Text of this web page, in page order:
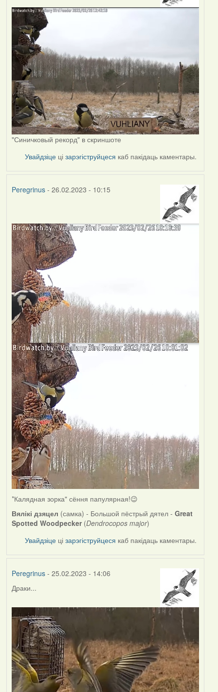
"Синичковый рекорд" в скриншоте
Увайдзіце цізарэгіструйцеся каб пакідаць каментары.
Peregrinus- 26.02.2023 - 10:15
*Калядная зорка" сёння папулярная!😉
Вялікі дзяцел (самка) - Большой пёстрый дятел - Great
Spotted Woodpecker(Dendrocopos major)
Увайдзіце цізарэгіструйцеся каб пакідаць каментары.
Peregrinus- 25.02.2023 - 14:06
Драки...